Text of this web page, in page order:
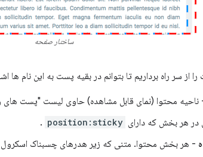
ساختار صفحه
از سر راه برداریم تا بتوانم در بقیه پست به این نام ها
ناحیه محتوا (نمای قابل مشاهده) حاوی لیست "پست های
در هر بخش که دارای position:sticky
.
- هر بخش محتوا. متنی که زیر هدرهای چسبناک